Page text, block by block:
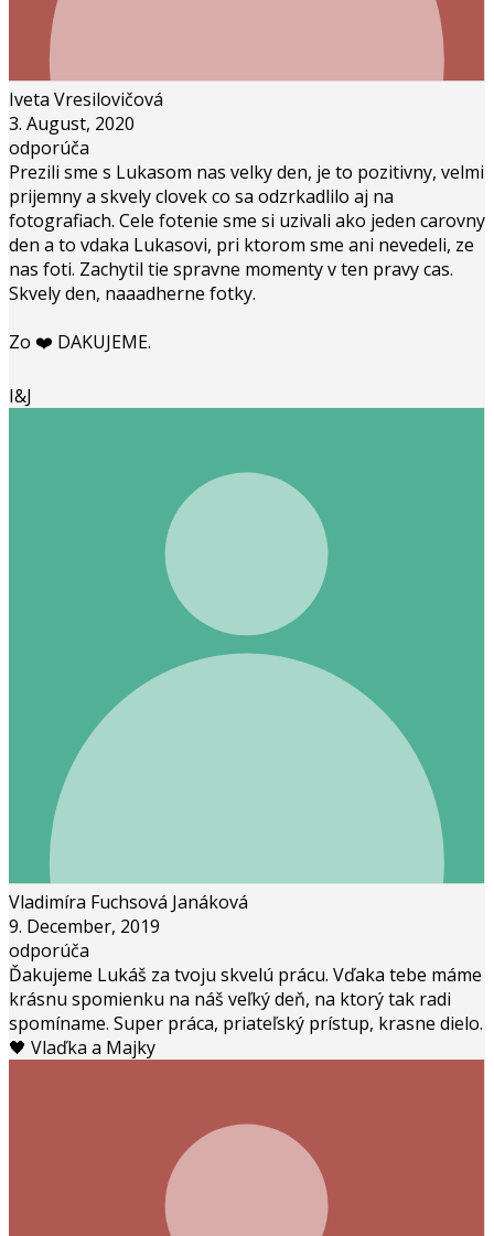
Iveta Vresilovičová
3. August, 2020
odporúča
Prezili sme s Lukasom nas velky den, je to pozitivny, velmi
prijemny a skvely clovek co sa odzrkadlilo aj na
fotografiach. Cele fotenie sme si uzivali ako jeden carovny
den a to vdaka Lukasovi, pri ktorom sme ani nevedeli, ze
nas foti. Zachytil tie spravne momenty v ten pravy cas.
Skvely den, naaadherne fotky.
Zo ❤️ DAKUJEME.
I&J
Vladimíra Fuchsová Janáková
9. December, 2019
odporúča
Ďakujeme Lukáš za tvoju skvelú prácu. Vďaka tebe máme
krásnu spomienku na náš veľký deň, na ktorý tak radi
spomíname. Super práca, priateľský prístup, krasne dielo.
🖤 Vlaďka a Majky